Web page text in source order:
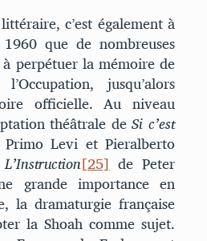
c’est également à
que de nombreuses
perpétuer la mémoire de
jusqu’alors
officielle. Au niveau
théâtrale deSi c’est
Levi et Pieralberto
L’Instruction[25]de Peter
grande importance en
la dramaturgie française
la Shoah comme sujet.